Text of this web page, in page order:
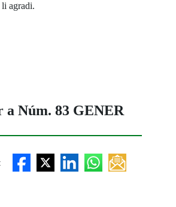
li agradi.
a Núm. 83 GENER